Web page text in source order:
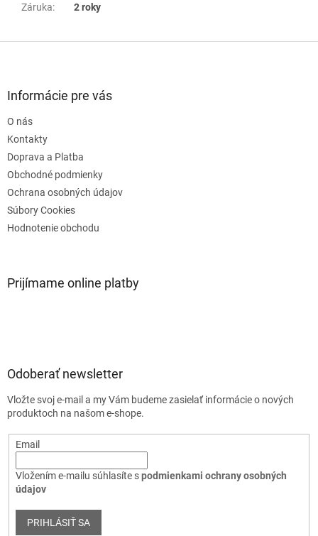
Záruka: 2 roky
Informácie pre vás
O nás
Kontakty
Doprava a Platba
Obchodné podmienky
Ochrana osobných údajov
Súbory Cookies
Hodnotenie obchodu
Prijímame online platby
Odoberať newsletter
Vložte svoj e-mail a my Vám budeme zasielať informácie o nových
produktoch na našom e-shope.
Email
Vložením e-mailu súhlasíte spodmienkami ochrany osobných
údajov
PRIHLÁSIŤ SA